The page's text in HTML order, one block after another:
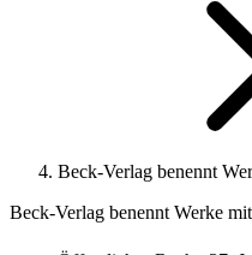
Beck-Verlag benennt
Beck-Verlag benennt Werke